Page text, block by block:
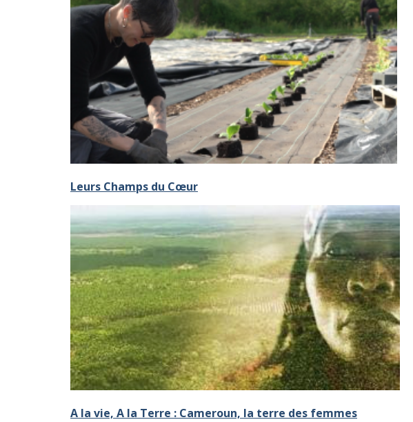
Leurs Champs du Cœur
A la vie, A la Terre : Cameroun, la terre des femmes